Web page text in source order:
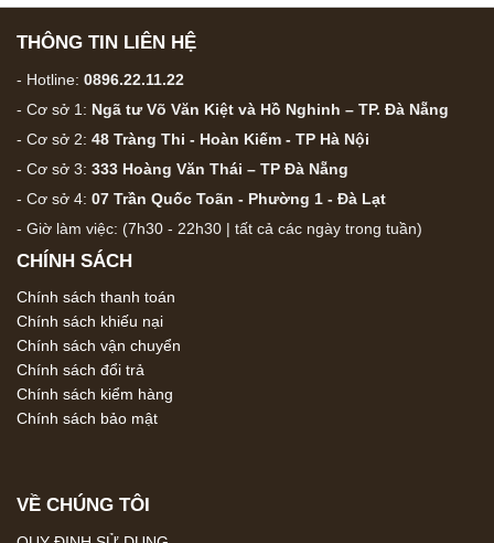
THÔNG TIN LIÊN HỆ
- Hotline: 0896.22.11.22
- Cơ sở 1: Ngã tư Võ Văn Kiệt và Hồ Nghinh – TP. Đà Nẵng
- Cơ sở 2: 48 Tràng Thi - Hoàn Kiếm - TP Hà Nội
- Cơ sở 3: 333 Hoàng Văn Thái – TP Đà Nẵng
- Cơ sở 4: 07 Trần Quốc Toãn - Phường 1 - Đà Lạt
- Giờ làm việc: (7h30 - 22h30 | tất cả các ngày trong tuần)
CHÍNH SÁCH
Chính sách thanh toán
Chính sách khiếu nại
Chính sách vận chuyển
Chính sách đổi trả
Chính sách kiểm hàng
Chính sách bảo mật
VỀ CHÚNG TÔI